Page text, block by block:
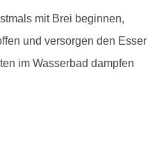
mit Brei beginnen,
und versorgen den Esser
im Wasserbad dampfen